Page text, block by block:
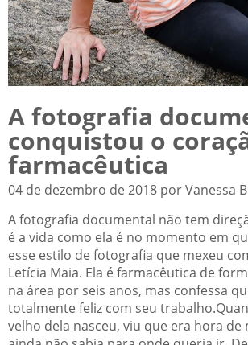
A fotografia
conquistou o
farmacêutica
04 de dezembro de 2018 por Vanessa
A fotografia documental não tem
é a vida como ela é no momento em
esse estilo de fotografia que mexeu
Letícia Maia. Ela é farmacêutica de
na área por seis anos, mas confessa
totalmente feliz com seu
velho dela nasceu, viu que era hora de